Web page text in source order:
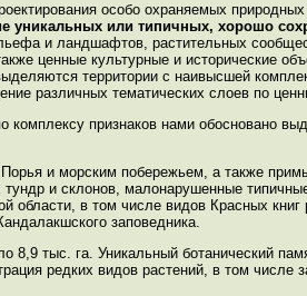
особо охраняемых
уникальных или типичных, хорошо
и ландшафтов, растительных
ценные культурные и исторические
территории с наивысшей
различных тематических слоев по
комплексу признаков нами обосновано
и морским побережьем, а также
и склонов, малонарушенные
области, в том числе видов Красных
заповедника.
8,9 тыс. га. Уникальный ботанический
редких видов растений, в том